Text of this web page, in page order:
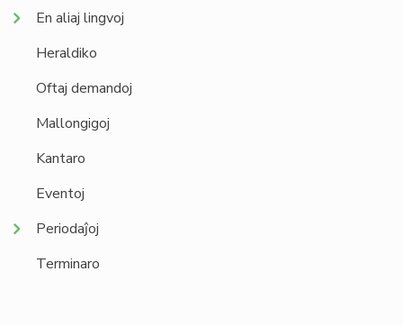
En aliaj lingvoj
Heraldiko
Oftaj demandoj
Mallongigoj
Kantaro
Eventoj
Periodaĵoj
Terminaro